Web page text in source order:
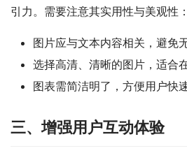
引力。需要注意其实用性与美观性：
图片应与文本内容相关，避免
选择高清、清晰的图片，适合
图表需简洁明了，方便用户快
三、增强用户互动体验